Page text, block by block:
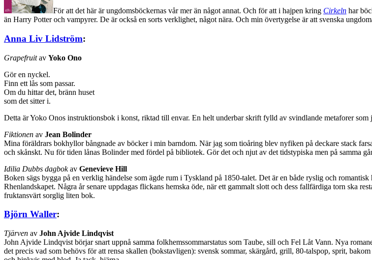
För att det här är ungdomsböckernas vår mer än något annat. Och för att i hajpen kring Cirkeln har
än Harry Potter och vampyrer. De är också en sorts verklighet, något nära. Och min övertygelse är att svenska
Anna Liv Lidström:
Grapefruitav Yoko Ono
Gör en nyckel.
Finn ett lås som passar.
Om du hittar det, bränn huset
som det sitter i.
Detta är Yoko Onos instruktionsbok i konst, riktad till envar. En helt underbar skrift fylld av svindlande metaforer
Fiktionen av Jean Bolinder
Mina föräldrars bokhyllor bångnade av böcker i min barndom. När jag som tioåring blev nyfiken på deckare stack
och skånskt. Nu för tiden lånas Bolinder med fördel på bibliotek. Gör det och njut av det tidstypiska men på samma
Idilia Dubbs dagbokav Genevieve Hill
Boken sägs bygga på en verklig händelse som ägde rum i Tyskland på 1850-talet. Det är en både ryslig och
Rhenlandskapet. Några år senare uppdagas flickans hemska öde, när ett gammalt slott och dess fallfärdiga torn ska
fruktansvärt sorglig liten bok.
Björn Waller:
Tjärven av John Ajvide Lindqvist
John Ajvide Lindqvist börjar snart uppnå samma folkhemssommarstatus som Taube, sill och Fel Låt Vann. Nya
det precis vad som behövs för att rensa skallen (bokstavligen): svensk sommar, skärgård, grill, 80-talspop, sprit,